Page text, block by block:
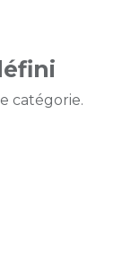
catégorie.